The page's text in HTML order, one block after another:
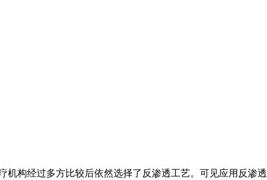
构经过多方比较后依然选择了反渗透工艺。可见应用反渗透